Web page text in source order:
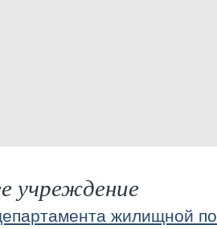
учреждение
жилищной